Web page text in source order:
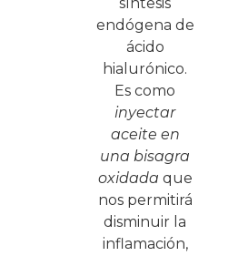
endógena de
ácido
hialurónico.
Es como
inyectar
aceite en
una bisagra
oxidada que
nos permitirá
disminuir la
inflamación,